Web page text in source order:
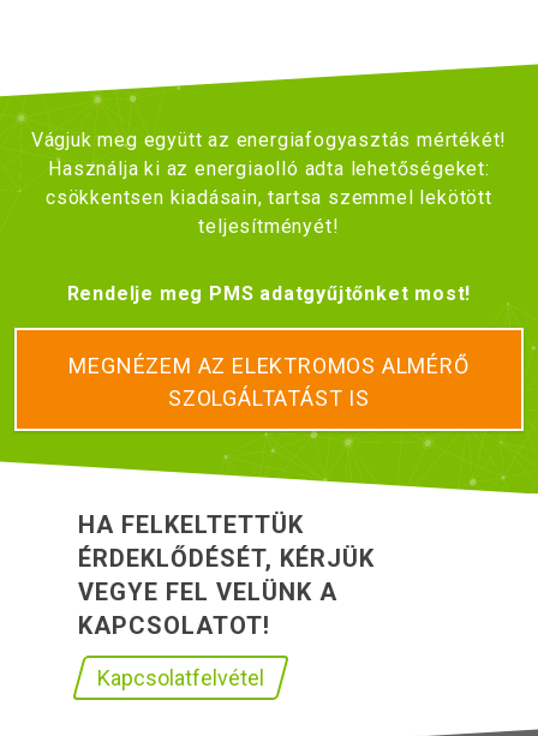
Vágjuk meg együtt az energiafogyasztás mértékét!
Használja ki az energiaolló adta lehetőségeket:
csökkentsen kiadásain, tartsa szemmel lekötött
teljesítményét!
Rendelje meg PMS adatgyűjtőnket most!
MEGNÉZEM AZ ELEKTROMOS ALMÉRŐ
SZOLGÁLTATÁST IS
HA FELKELTETTÜK
ÉRDEKLŐDÉSÉT, KÉRJÜK
VEGYE FEL VELÜNK A
KAPCSOLATOT!
Kapcsolatfelvétel